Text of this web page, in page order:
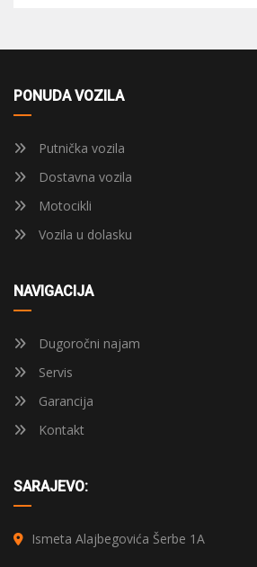
PONUDA VOZILA
Putnička vozila
Dostavna vozila
Motocikli
Vozila u dolasku
NAVIGACIJA
Dugoročni najam
Servis
Garancija
Kontakt
SARAJEVO:
Ismeta Alajbegovića Šerbe 1A